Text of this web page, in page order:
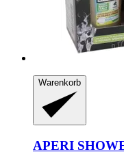
Warenkorb
APERI